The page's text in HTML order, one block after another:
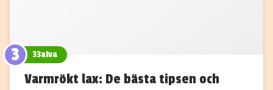
3 33alva
Varmrökt lax: De bästa tipsen och